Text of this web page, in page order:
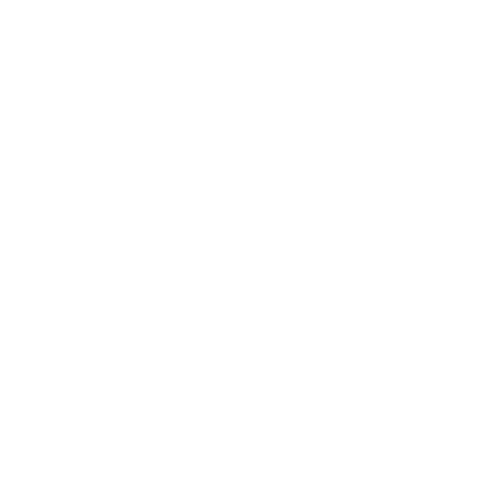
hotelu zklamalo byl velký problém s připojením a WiFi. I když je na
pokoji se víceméně nedalo připojit..Musel jsem si několikrát připlácet